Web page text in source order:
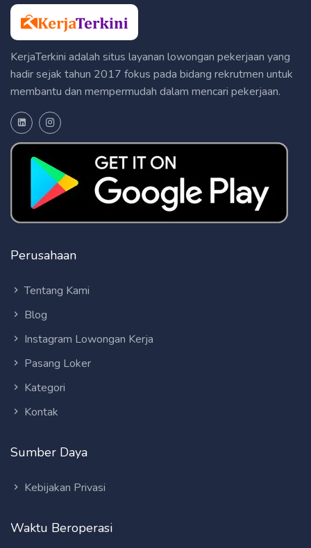
KerjaTerkini adalah situs layanan lowongan pekerjaan yang
hadir sejak tahun 2017 fokus pada bidang rekrutmen untuk
membantu dan mempermudah dalam mencari pekerjaan.
Perusahaan
Tentang Kami
Blog
Instagram Lowongan Kerja
Pasang Loker
Kategori
Kontak
Sumber Daya
Kebijakan Privasi
Waktu Beroperasi